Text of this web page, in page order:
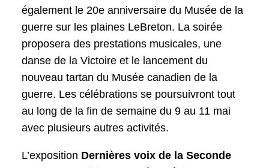
également le 20e anniversaire du Musée de la
guerre sur les plaines LeBreton. La soirée
proposera des prestations musicales, une
danse de la Victoire et le lancement du
nouveau tartan du Musée canadien de la
guerre. Les célébrations se poursuivront tout
au long de la fin de semaine du 9 au 11 mai
avec plusieurs autres activités.
L’exposition Dernières voix de la Seconde